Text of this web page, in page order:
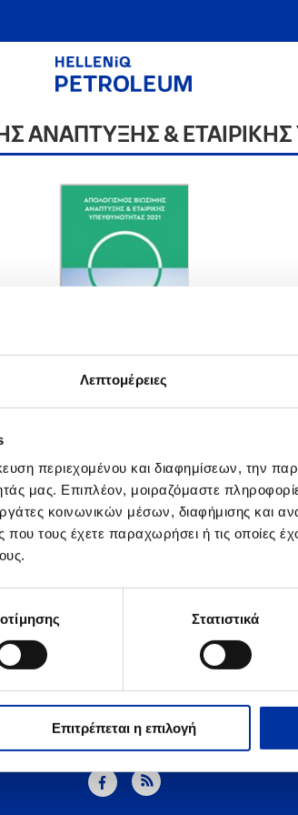
Λεπτομέρειες
περιεχομένου και διαφημίσεων, την
μας. Επιπλέον, μοιραζόμαστε
κοινωνικών μέσων, διαφήμισης και
τους έχετε παραχωρήσει ή τις οποίες
Στατιστικά
Επιτρέπεται η επιλογή
ΑΝΑΠΤΥΞΗΣ &
2021